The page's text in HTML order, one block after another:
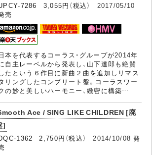
7286 3,055円（税込） 2017/05/10
売
本を代表するコーラス・グループが2014年
自主レーベルから発表し、山下達郎も絶賛
たという６作目に新曲２曲を追加しリマス
リングしたコンプリート盤。コーラスワー
の妙と美しいハーモニー、緻密に構築…
Ace / SING LIKE CHILDREN [廃
]
1362 2,750円（税込）2014/10/08 発